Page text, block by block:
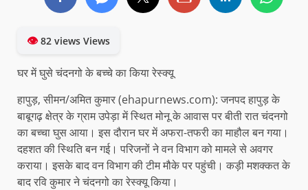
👁82 views Views
घर में घुसे चंदनगो के बच्चे का किया रेस्क्यू
हापुड़, सीमन/अमित कुमार (ehapurnews.com): जनपद हापुड़ के
बाबूगढ़ क्षेत्र के ग्राम उपेड़ा में स्थित मोनू के आवास पर बीती रात चंदनगो
का बच्चा घुस आया। इस दौरान घर में अफरा-तफरी का माहौल बन गया।
दहशत की स्थिति बन गई। परिजनों ने वन विभाग को मामले से अवगर
कराया। इसके बाद वन विभाग की टीम मौके पर पहुंची। कड़ी मशक्कत के
बाद रवि कुमार ने चंदनगो का रेस्क्यू किया।